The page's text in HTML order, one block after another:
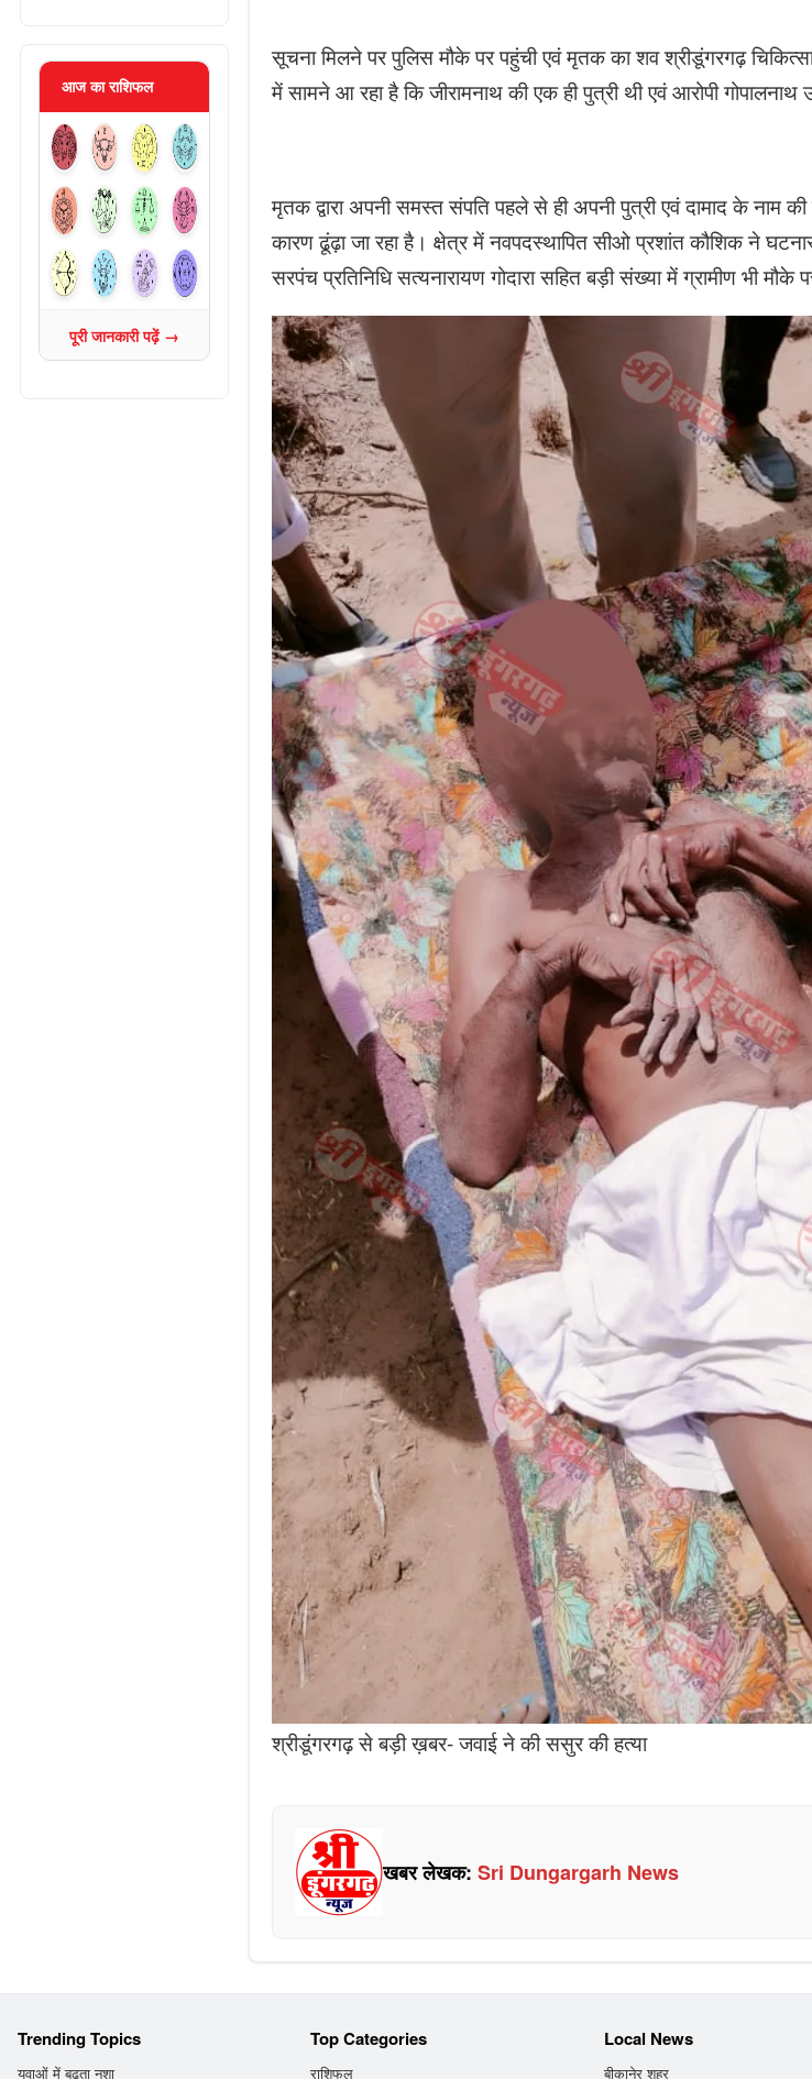
आज का राशिफल
पूरी जानकारी पढ़ें →
सूचना मिलने पर पुलिस मौके पर पहुंची एवं मृतक का शव श्रीडूंगरगढ़
में सामने आ रहा है कि जीरामनाथ की एक ही पुत्री थी एवं आरोपी
मृतक द्वारा अपनी समस्त संपति पहले से ही अपनी पुत्री एवं दामाद के नाम की
कारण ढूंढ़ा जा रहा है। क्षेत्र में नवपदस्थापित सीओ प्रशांत कौशिक ने
सरपंच प्रतिनिधि सत्यनारायण गोदारा सहित बड़ी संख्या में ग्रामीण भी मौके
श्रीडूंगरगढ़ से बड़ी ख़बर- जवाई ने की ससुर की हत्या
खबर लेखक: Sri Dungargarh News
Trending Topics
युवाओं में बढ़ता नशा
Top Categories
राशिफल
Local News
बीकानेर शहर